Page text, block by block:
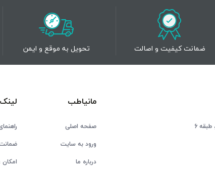
ضمانت کیفیت و اصالت تحویل به موقع و ایمن
6
مانیاطب
صفحه اصلی
ورود به سایت
درباره ما